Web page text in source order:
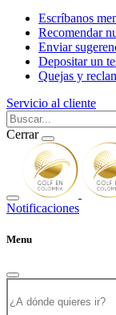
Escríbanos
Recomendar
Enviar
Depositar un
Quejas y
Servicio al cliente
Cerrar
Notificaciones
Menu